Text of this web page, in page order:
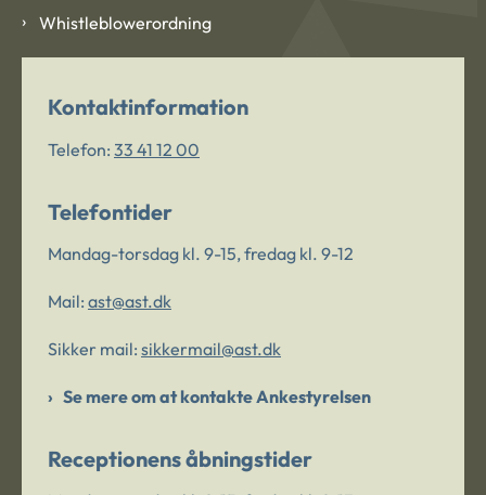
Whistleblowerordning
Kontaktinformation
Telefon: 33 41 12 00
Telefontider
Mandag-torsdag kl. 9-15, fredag kl. 9-12
Mail: ast@ast.dk
Sikker mail: sikkermail@ast.dk
Se mere om at kontakte Ankestyrelsen
Receptionens åbningstider